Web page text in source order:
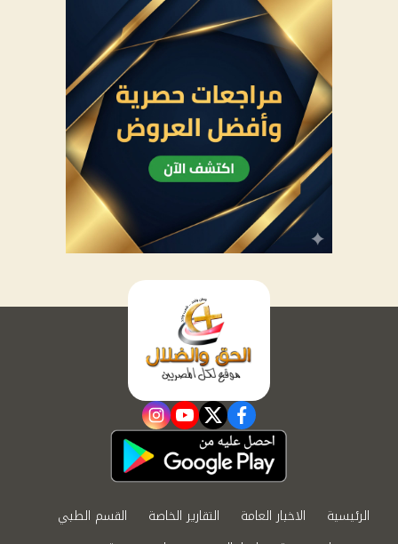
facebook
twitter
youtube
instagram
الرئيسية الاخبار العامة التقارير الخاصة
القسم الطبي